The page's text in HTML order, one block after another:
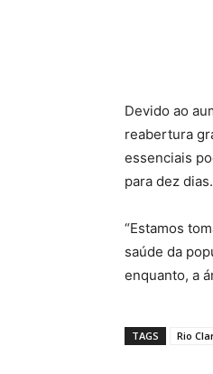
Devido ao
reabertura
essenciais
para dez dias.
“Estamos
saúde da
enquanto, a
TAGS Rio